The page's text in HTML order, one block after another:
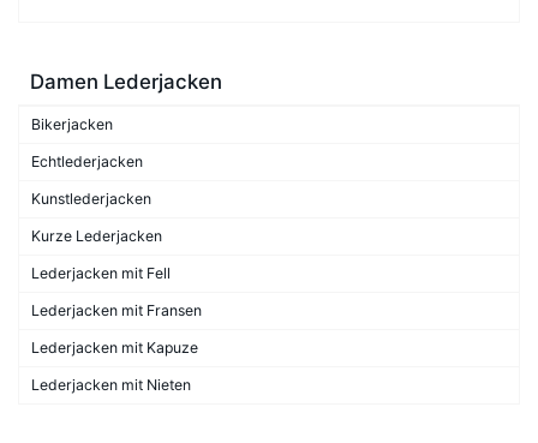
Damen Lederjacken
Bikerjacken
Echtlederjacken
Kunstlederjacken
Kurze Lederjacken
Lederjacken mit Fell
Lederjacken mit Fransen
Lederjacken mit Kapuze
Lederjacken mit Nieten